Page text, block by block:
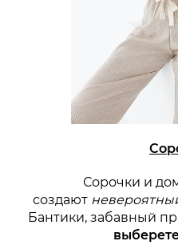
Сорочки и
создают
Бантики, забавный